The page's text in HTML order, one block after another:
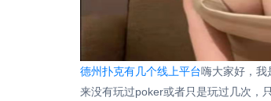
德州扑克有几个线上平台嗨大家好，我
来没有玩过poker或者只是玩过几次，